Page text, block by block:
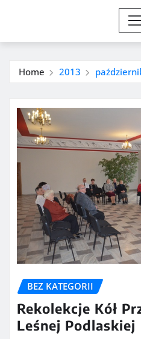
Home 2013
BEZ KATEGORII
Rekolekcje Kół
Leśnej Podlaskiej